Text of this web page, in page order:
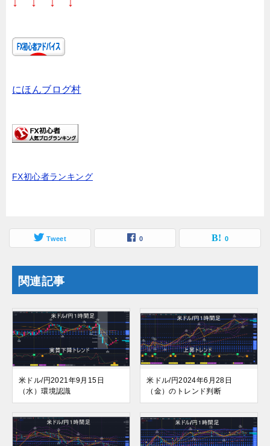
にほんブログ村
FX初心者ランキング
Tweet 0 0
関連記事
米ドル/円2021年9月15日
（水）環境認識
米ドル/円2024年6月28日
（金）のトレンド判断